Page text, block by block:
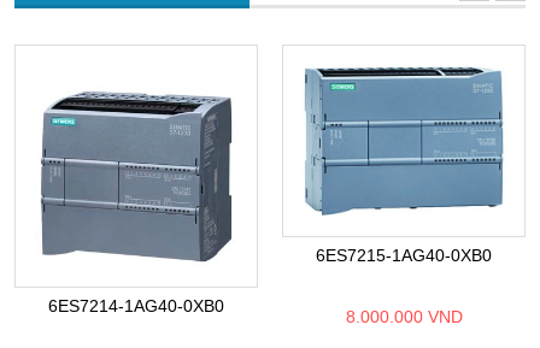
6ES7214-1AG40-0XB0
6ES7215-1AG40-0XB0
8.000.000 VND